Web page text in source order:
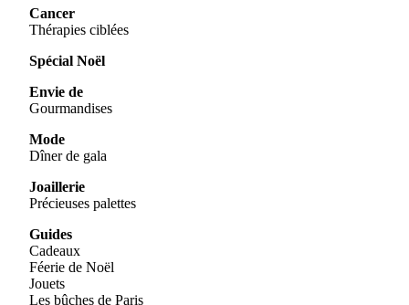
Cancer
Thérapies ciblées
Spécial Noël
Envie de
Gourmandises
Mode
Dîner de gala
Joaillerie
Précieuses palettes
Guides
Cadeaux
Féerie de Noël
Jouets
Les bûches de Paris